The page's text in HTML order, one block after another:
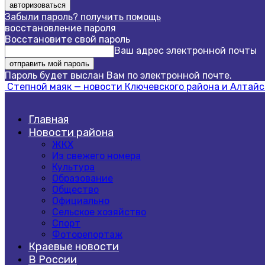
Забыли пароль? получить помощь
восстановление пароля
Восстановите свой пароль
Ваш адрес электронной почты
Пароль будет выслан Вам по электронной почте.
Степной маяк — новости Ключевского района и
Главная
Новости района
ЖКХ
Из свежего номера
Культура
Образование
Общество
Официально
Сельское хозяйство
Спорт
Фоторепортаж
Краевые новости
В России